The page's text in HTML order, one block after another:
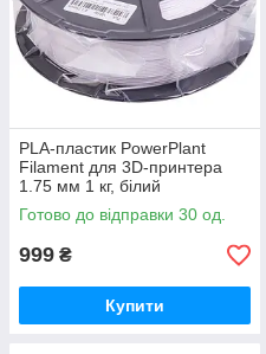
PLA-пластик PowerPlant
Filament для 3D-принтера
1.75 мм 1 кг, білий
Готово до відправки 30 од.
999 ₴
Купити